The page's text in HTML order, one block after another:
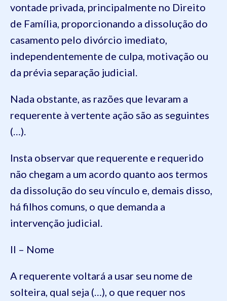
vontade privada, principalmente no Direito
de Família, proporcionando a dissolução do
casamento pelo divórcio imediato,
independentemente de culpa, motivação ou
da prévia separação judicial.
Nada obstante, as razões que levaram a
requerente à vertente ação são as seguintes
(…).
Insta observar que requerente e requerido
não chegam a um acordo quanto aos termos
da dissolução do seu vínculo e, demais disso,
há filhos comuns, o que demanda a
intervenção judicial.
II – Nome
A requerente voltará a usar seu nome de
solteira, qual seja (…), o que requer nos